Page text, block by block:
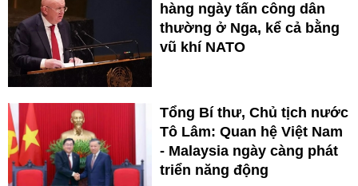
hàng ngày tấn công dân
thường ở Nga, kể cả bằng
vũ khí NATO
Tổng Bí thư, Chủ tịch nước
Tô Lâm: Quan hệ Việt Nam
- Malaysia ngày càng phát
triển năng động